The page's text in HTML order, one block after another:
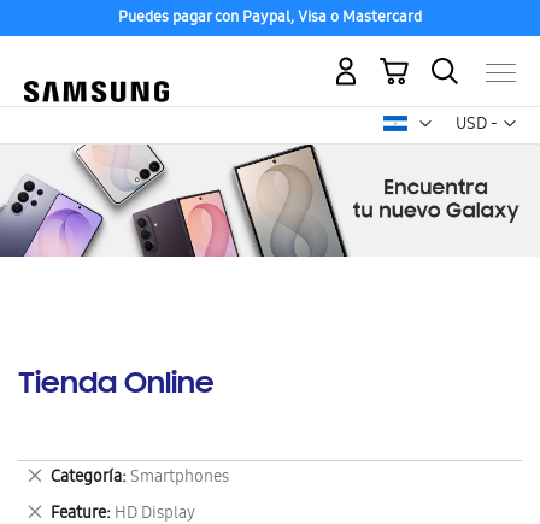
Puedes pagar con Paypal, Visa o Mastercard
USD -
dólar
Mi carrito
Tienda Online
Categoría Smartphones
Eliminar
este
Feature HD Display
Eliminar